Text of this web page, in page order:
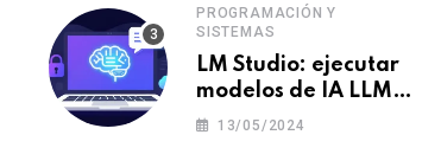
PROGRAMACIÓN Y
SISTEMAS
LM Studio: ejecutar
modelos de IA LLM
en un portátil o pc y
13/05/2024